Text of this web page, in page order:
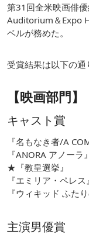
第31回全米映画俳
Auditorium＆Expo
ベルが務めた。
受賞結果は以下の
【映画部門】
キャスト賞
『名もなき者/A
『ANORA アノーラ』
★『教皇選挙』
『エミリア・ペレス』
『ウィキッド ふたり
主演男優賞